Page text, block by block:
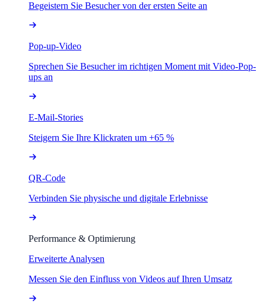
Begeistern Sie Besucher von der ersten Seite an
Pop-up-Video
Sprechen Sie Besucher im richtigen Moment mit Video-Pop-
ups an
E-Mail-Stories
Steigern Sie Ihre Klickraten um +65 %
QR-Code
Verbinden Sie physische und digitale Erlebnisse
Performance & Optimierung
Erweiterte Analysen
Messen Sie den Einfluss von Videos auf Ihren Umsatz